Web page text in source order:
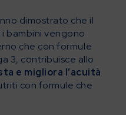
dimostrato che il
bambini vengono
che con formule
3, contribuisce allo
e migliora l’acuità
con formule che